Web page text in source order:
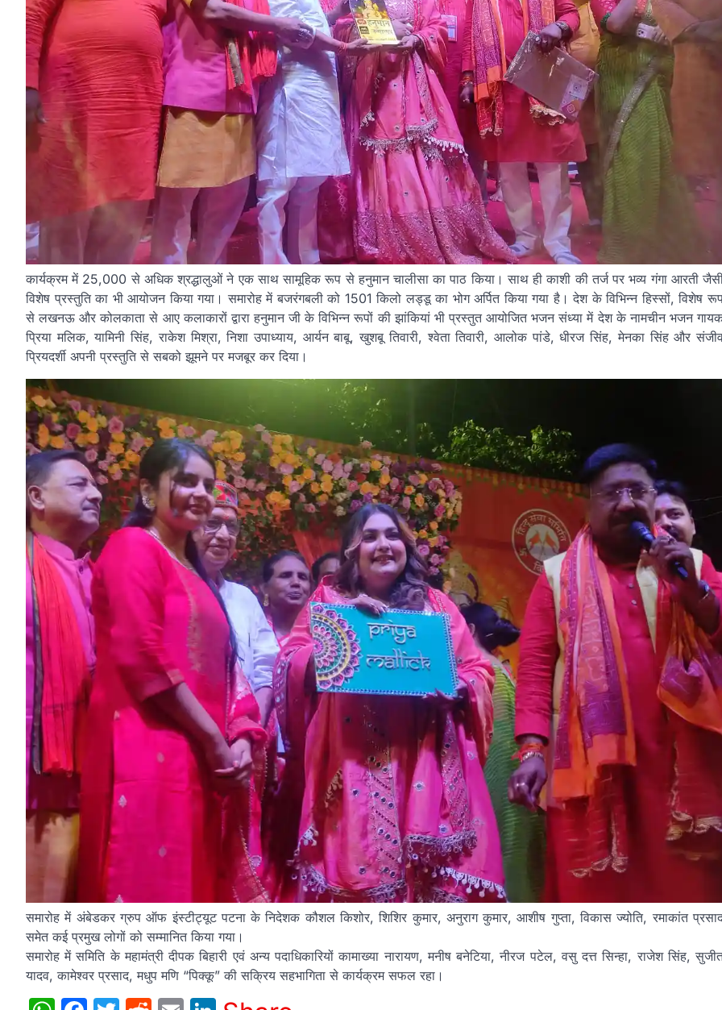
कार्यक्रम में 25,000 से अधिक श्रद्धालुओं ने एक साथ सामूहिक रूप से हनुमान चालीसा का पाठ किया। साथ ही काशी की तर्ज पर भव्य गंगा आरती
विशेष प्रस्तुति का भी आयोजन किया गया। समारोह में बजरंगबली को 1501 किलो लड्डू का भोग अर्पित किया गया है। देश के विभिन्न हिस्सों, विशेष
से लखनऊ और कोलकाता से आए कलाकारों द्वारा हनुमान जी के विभिन्न रूपों की झांकियां भी प्रस्तुत आयोजित भजन संध्या में देश के नामचीन भजन
प्रिया मलिक, यामिनी सिंह, राकेश मिश्रा, निशा उपाध्याय, आर्यन बाबू, खुशबू तिवारी, श्वेता तिवारी, आलोक पांडे, धीरज सिंह, मेनका सिंह और
प्रियदर्शी अपनी प्रस्तुति से सबको झूमने पर मजबूर कर दिया।
समारोह में अंबेडकर ग्रुप ऑफ इंस्टीट्यूट पटना के निदेशक कौशल किशोर, शिशिर कुमार, अनुराग कुमार, आशीष गुप्ता, विकास ज्योति, रमाकांत
समेत कई प्रमुख लोगों को सम्मानित किया गया।
समारोह में समिति के महामंत्री दीपक बिहारी एवं अन्य पदाधिकारियों कामाख्या नारायण, मनीष बनेटिया, नीरज पटेल, वसु दत्त सिन्हा, राजेश सिंह,
यादव, कामेश्वर प्रसाद, मधुप मणि “पिक्कू” की सक्रिय सहभागिता से कार्यक्रम सफल रहा।